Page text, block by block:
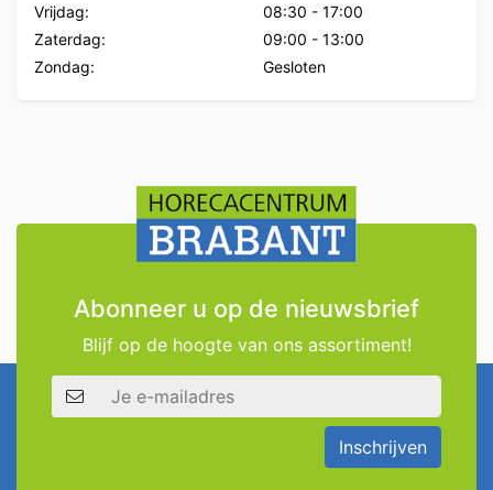
Vrijdag:
08:30 - 17:00
Zaterdag:
09:00 - 13:00
Zondag:
Gesloten
Abonneer u op de nieuwsbrief
Blijf op de hoogte van ons assortiment!
E-mailadres
Inschrijven